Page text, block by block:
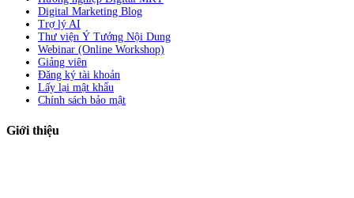
Digital Marketing Blog
Trợ lý AI
Thư viện Ý Tưởng Nội Dung
Webinar (Online Workshop)
Giảng viên
Đăng ký tài khoản
Lấy lại mật khẩu
Chính sách bảo mật
Giới thiệu